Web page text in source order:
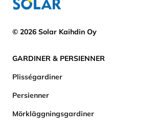
© 2026 Solar Kaihdin Oy
GARDINER & PERSIENNER
Plisségardiner
Persienner
Mörkläggningsgardiner